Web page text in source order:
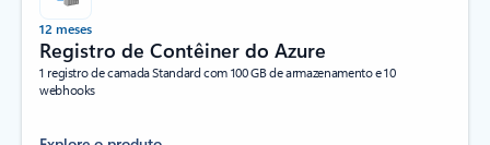
12 meses
Registro de Contêiner do Azure
1 registro de camada Standard com 100 GB de armazenamento e 10
webhooks